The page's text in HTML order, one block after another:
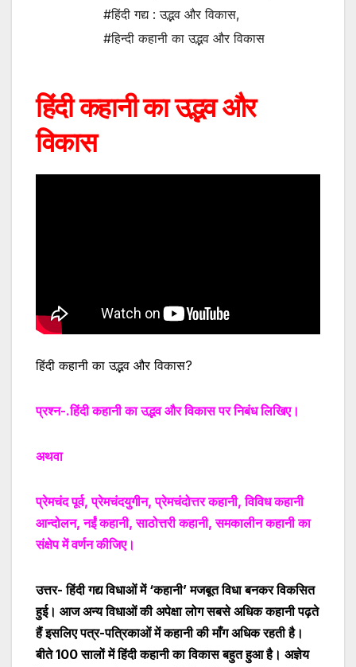
#हिंदी गद्य : उद्भव और विकास,
#हिन्दी कहानी का उद्भव और विकास
हिंदी कहानी का उद्भव और
विकास
हिंदी कहानी का उद्भव और विकास?
प्रश्न-.हिंदी कहानी का उद्भव और विकास पर निबंध लिखिए।
अथवा
प्रेमचंद पूर्व, प्रेमचंदयुगीन, प्रेमचंदोत्तर कहानी, विविध कहानी
आन्दोलन, नईं कहानी, साठोत्तरी कहानी, समकालीन कहानी का
संक्षेप में वर्णन कीजिए।
उत्तर-हिंदी गद्य विधाओं में ‘कहानी’ मजबूत विधा बनकर विकसित
हुई। आज अन्य विधाओं की अपेक्षा लोग सबसे अधिक कहानी पढ़ते
हैं इसलिए पत्र-पत्रिकाओं में कहानी की माँग अधिक रहती है।
बीते 100 सालों में हिंदी कहानी का विकास बहुत हुआ है। अज्ञेय